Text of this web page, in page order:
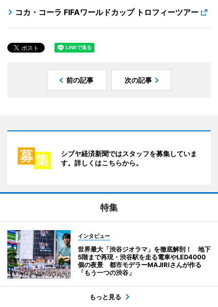
コカ・コーラ FIFAワールドカップ トロフィーツアー
前の記事 次の記事
シブヤ経済新聞ではスタッフを募集していま
す。詳しくはこちらから。
特集
インタビュー
世界最大「渋谷ジオラマ」を徹底解剖！ 地下
5階まで再現・渋谷駅を走る電車やLED4000
個の夜景 都市モデラーMAJIRIさんが作る
「もう一つの渋谷」
もっと見る